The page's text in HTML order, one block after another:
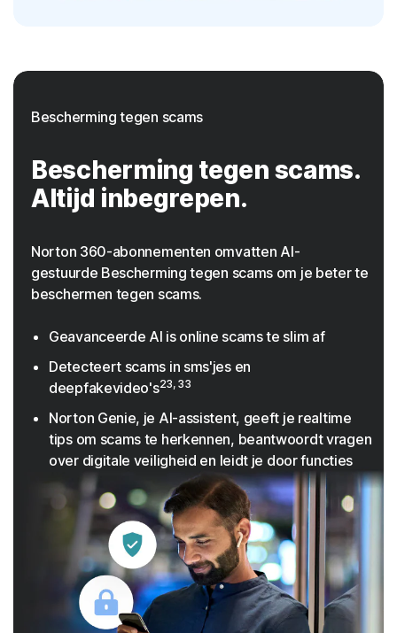
Bescherming tegen scams
Bescherming tegen scams.
Altijd inbegrepen.
Norton 360-abonnementen omvatten AI-
gestuurde Bescherming tegen scams om je beter te
beschermen tegen scams.
Geavanceerde AI is online scams te slim af
Detecteert scams in sms'jes en
deepfakevideo's23, 33
Norton Genie, je AI-assistent, geeft je realtime
tips om scams te herkennen, beantwoordt vragen
over digitale veiligheid en leidt je door functies